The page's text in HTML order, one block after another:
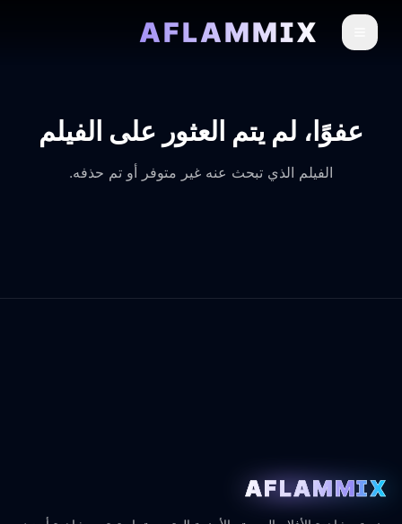
AFLAMMIX
عفوًا، لم يتم العثور على الفيلم
الفيلم الذي تبحث عنه غير متوفر أو تم حذفه.
AFLAMMIX